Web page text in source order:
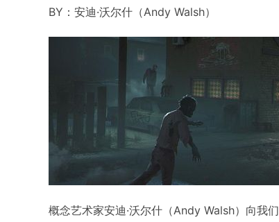
BY：安迪·沃尔什（Andy Walsh）
概念艺术家安迪·沃尔什（Andy Walsh）向